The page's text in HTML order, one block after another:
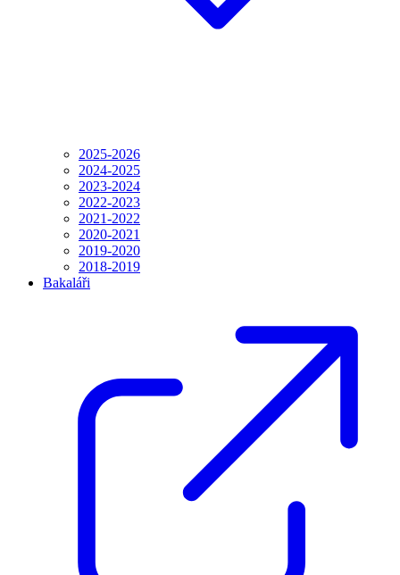
2025-2026
2024-2025
2023-2024
2022-2023
2021-2022
2020-2021
2019-2020
2018-2019
Bakaláři